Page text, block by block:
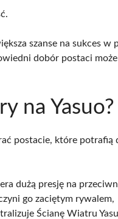
szanse na sukces
dobór postaci
na Yasuo?
postacie, które potrafią
dużą presję na
go zaciętym rywalem,
Ścianę Wiatru